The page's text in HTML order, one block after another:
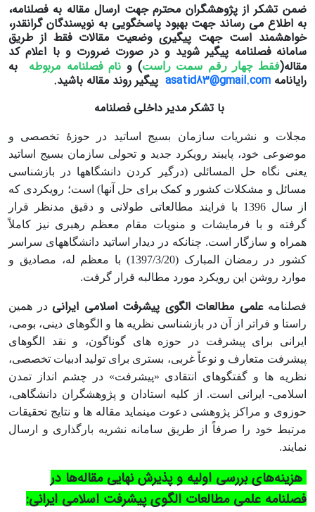
ضمن تشکر از پژوهشگران محترم جهت ارسال مقاله به فصلنامه،
به اطلاع می رساند جهت بهبود پاسخگویی به نویسندگان گرانقدر،
خواهشمند است جهت پیگیری وضعیت مقالات فقط از طریق
سامانه فصلنامه پیگیر شوید و در صورت ضرورت و با اعلام کد
مقاله(فقط چهار رقم سمت راست) ونام فصلنامه مربوطه
به
رایانامه asatid83@gmail.com پیگیر روند مقاله باشید.
با تشکر مدیر داخلی فصلنامه
مجلات و نشریات سازمان بسیج اساتید در حوزۀ تخصصی و
موضوعی خود، پای­بند رویکرد جدید و تحولی سازمان بسیج اساتید
یعنی نگاه حل­ المسائلی (درگیر کردن دانشگاه­ها در بازشناسی
مسائل و مشکلات کشور و کمک برای حل آنها) است؛ رویکردی که
از سال 1396 با فرایند مطالعاتی طولانی و دقیق مدنظر قرار
گرفته و با فرمایشات و منویات مقام معظم رهبری نیز کاملاً
همراه و سازگار است. چنانکه در دیدار اساتید دانشگاه­های سراسر
کشور در رمضان­ المبارک (1397/3/20) با معظم له، مصادیق و
موارد روشن این رویکرد مورد مطالبه قرار گرفت.
فصلنامهعلمی مطالعات الگوی پیشرفت اسلامی ایرانی در همین
راستا و فراتر از آن در بازشناسی نظریه­ ها و الگوهای دینی، بومی،
ایرانی برای پیشرفت در حوزه­ های گوناگون، و نقد الگوهای
پیشرفت متعارف و نوعاً غربی، بستری برای تولید ادبیات تخصصی،
نظریه­ ها و گفتگوهای انتقادی «پیشرفت» در چشم انداز تمدن
اسلامی- ایرانی است. از کلیه استادان و پژوهشگران دانشگاهی،
حوزوی و مراکز پژوهشی دعوت می­نماید مقاله­ ها و نتایج تحقیقات
مرتبط خود را صرفاً از طریق سامانه نشریه بارگذاری و ارسال
نمایند.
هزینههای بررسی اولیه و پذیرش نهایی مقاله‌ها در
فصلنامه علمی مطالعات الگوی پیشرفت اسلامی ایرانی: